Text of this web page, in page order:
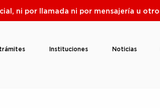
ni por llamada ni por mensajería u
Instituciones Noticias